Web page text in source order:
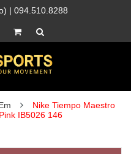
| 094.510.8288
Nike Tiempo Maestro
IB5026 146